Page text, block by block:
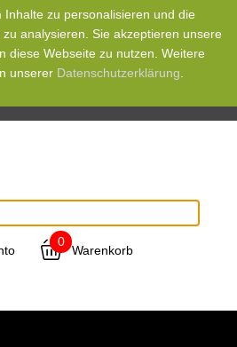
zu personalisieren und die
analysieren. Sie akzeptieren unsere
diese Webseite zu nutzen. Weitere
unserer Datenschutzerklärung
0
Warenkorb